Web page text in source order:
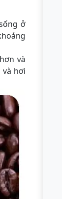
ở
và
hơi